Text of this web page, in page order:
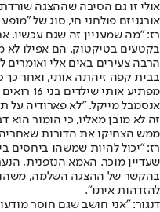
אולי זו גם הסיבה שההצגה
אורגניזם פולחני חי, סוג של
בקטעים בטיקטוק. הם אפילו לא
הרבה צעירים באים אלי
בבית קפה זיהתה אותי, ואחר כך
מפתיע אותי שילדים בני 16 רואים את זה ברשתות, ושזה עדיין תופס".
אנסמבל מייקל. "לא פארודיה על
זה לא מובן מאליו, כי הומור
ממש הצחיקו את הדורות
רז: "יכול להיות שמשהו ביחסים
שעדיין מוכר. האמא הנזפנית,
בהקשר של ההצגה השלמה, משהו
להזדהות איתו".
דנגור: "אני חושב שגם חוסר